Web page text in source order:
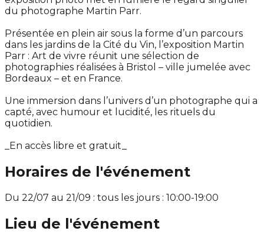
du photographe Martin Parr.
Présentée en plein air sous la forme d’un parcours
dans les jardins de la Cité du Vin, l’exposition Martin
Parr : Art de vivre réunit une sélection de
photographies réalisées à Bristol – ville jumelée avec
Bordeaux – et en France.
Une immersion dans l’univers d’un photographe qui a
capté, avec humour et lucidité, les rituels du
quotidien.
_En accès libre et gratuit_
Horaires de l'événement
Du 22/07 au 21/09 : tous les jours : 10:00-19:00
Lieu de l'événement